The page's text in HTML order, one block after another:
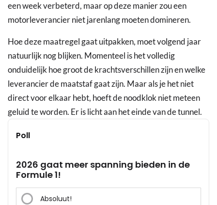
een week verbeterd, maar op deze manier zou een
motorleverancier niet jarenlang moeten domineren.
Hoe deze maatregel gaat uitpakken, moet volgend jaar
natuurlijk nog blijken. Momenteel is het volledig
onduidelijk hoe groot de krachtsverschillen zijn en welke
leverancier de maatstaf gaat zijn. Maar als je het niet
direct voor elkaar hebt, hoeft de noodklok niet meteen
geluid te worden. Er is licht aan het einde van de tunnel.
Poll
2026 gaat meer spanning bieden in de
Formule 1!
Absoluut!